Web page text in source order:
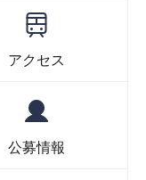
アクセス
公募情報